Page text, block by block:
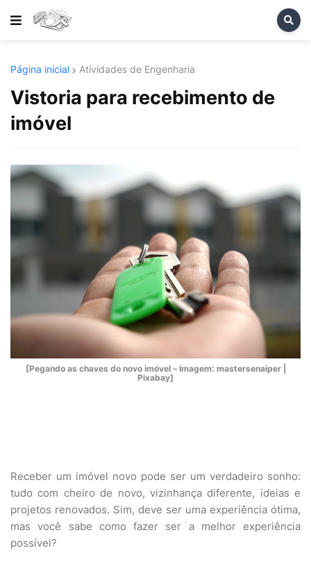
Página inicial Atividades de Engenharia
Vistoria para recebimento de
imóvel
[Pegando as chaves do novo imóvel – Imagem: mastersenaiper |
Pixabay]
Receber um imóvel novo pode ser um verdadeiro sonho:
tudo com cheiro de novo, vizinhança diferente, ideias e
projetos renovados. Sim, deve ser uma experiência ótima,
mas você sabe como fazer ser a melhor experiência
possível?